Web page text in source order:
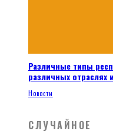
Различные типы
различных отраслях
Новости
СЛУЧАЙНОЕ